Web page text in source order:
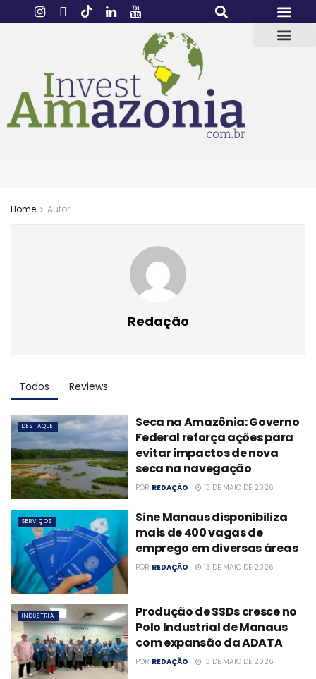
Home Autor
Redação
Todos Reviews
DESTAQUE
Seca na Amazônia: Governo
Federal reforça ações para
evitar impactos de nova
seca na navegação
POR REDAÇÃO 13 DE MAIO DE 2026
SERVIÇOS
Sine Manaus disponibiliza
mais de 400 vagas de
emprego em diversas áreas
POR REDAÇÃO 13 DE MAIO DE 2026
INDÚSTRIA
Produção de SSDs cresce no
Polo Industrial de Manaus
com expansão da ADATA
POR REDAÇÃO 13 DE MAIO DE 2026